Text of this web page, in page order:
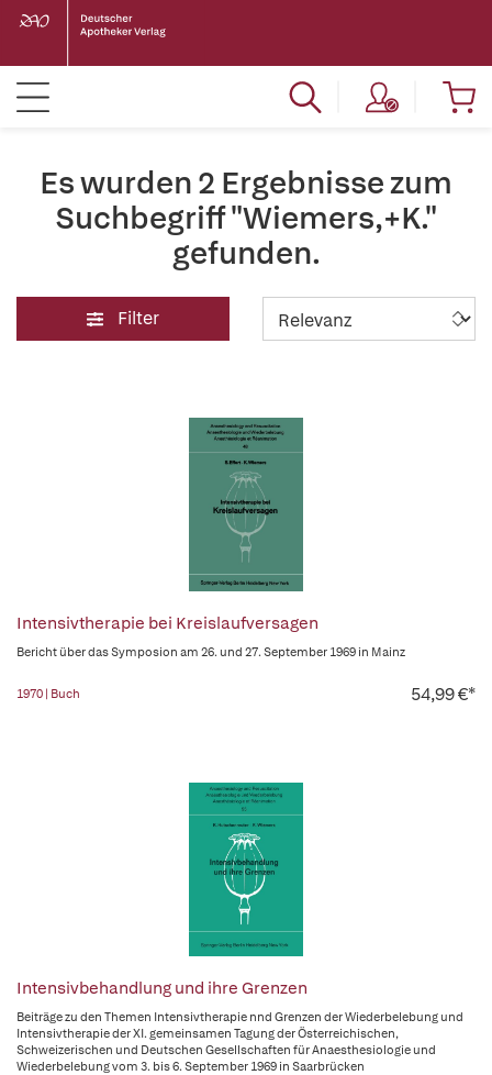
Es wurden 2 Ergebnisse zum
Suchbegriff "Wiemers,+K."
gefunden.
Filter
Intensivtherapie bei Kreislaufversagen
Bericht über das Symposion am 26. und 27. September 1969 in Mainz
1970 | Buch 54,99 €*
Intensivbehandlung und ihre Grenzen
Beiträge zu den Themen Intensivtherapie nnd Grenzen der Wiederbelebung und
Intensivtherapie der XI. gemeinsamen Tagung der Österreichischen,
Schweizerischen und Deutschen Gesellschaften für Anaesthesiologie und
Wiederbelebung vom 3. bis 6. September 1969 in Saarbrücken